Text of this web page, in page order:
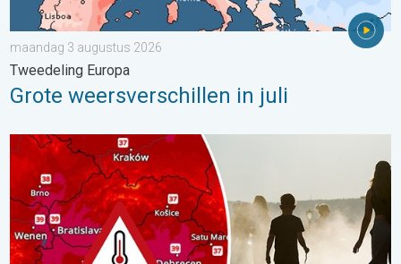
maandag 3 augustus 2026
Tweedeling Europa
Grote weersverschillen in juli
Extreme hitte in Oost-Europa. Tot ruim 40 graden. . . dinsdag